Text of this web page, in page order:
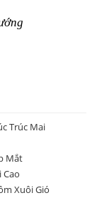
Trúc Mai
Mắt
Cao
Xuôi Gió